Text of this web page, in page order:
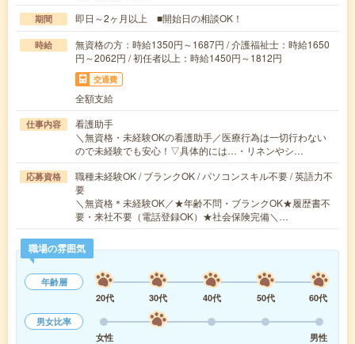
期間 即日～2ヶ月以上 ■開始日の相談OK！
時給
無資格の方：時給1350円～1687円 / 介護福祉士：時給1650
円～2062円 / 初任者以上：時給1450円～1812円
交通費
全額支給
仕事内容
看護助手
＼無資格・未経験OKの看護助手／医療行為は一切行わない
ので未経験でも安心！▽具体的には…・リネンやシ…
応募資格
職種未経験OK / ブランクOK / パソコンスキル不要 / 英語力不
要
＼無資格＊未経験OK／★年齢不問・ブランクOK★履歴書不
要・来社不要（電話登録OK）★社会保険完備＼…
職場の雰囲気
年齢層
20代
30代 40代 50代
60代
男女比率
女性
男性